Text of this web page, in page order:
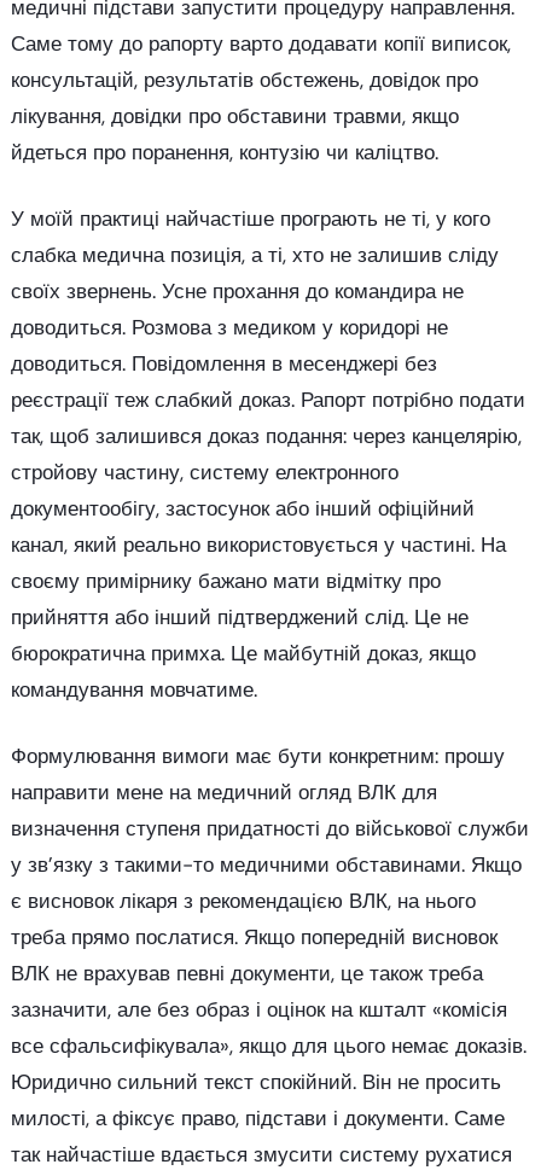
медичні підстави запустити процедуру направлення.
Саме тому до рапорту варто додавати копії виписок,
консультацій, результатів обстежень, довідок про
лікування, довідки про обставини травми, якщо
йдеться про поранення, контузію чи каліцтво.
У моїй практиці найчастіше програють не ті, у кого
слабка медична позиція, а ті, хто не залишив сліду
своїх звернень. Усне прохання до командира не
доводиться. Розмова з медиком у коридорі не
доводиться. Повідомлення в месенджері без
реєстрації теж слабкий доказ. Рапорт потрібно подати
так, щоб залишився доказ подання: через канцелярію,
стройову частину, систему електронного
документообігу, застосунок або інший офіційний
канал, який реально використовується у частині. На
своєму примірнику бажано мати відмітку про
прийняття або інший підтверджений слід. Це не
бюрократична примха. Це майбутній доказ, якщо
командування мовчатиме.
Формулювання вимоги має бути конкретним: прошу
направити мене на медичний огляд ВЛК для
визначення ступеня придатності до військової служби
у зв’язку з такими-то медичними обставинами. Якщо
є висновок лікаря з рекомендацією ВЛК, на нього
треба прямо послатися. Якщо попередній висновок
ВЛК не врахував певні документи, це також треба
зазначити, але без образ і оцінок на кшталт «комісія
все сфальсифікувала», якщо для цього немає доказів.
Юридично сильний текст спокійний. Він не просить
милості, а фіксує право, підстави і документи. Саме
так найчастіше вдається змусити систему рухатися